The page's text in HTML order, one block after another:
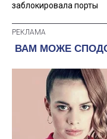
заблокировала порты